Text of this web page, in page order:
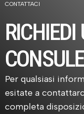
CONTATTACI​
Per qualsiasi
esitate a
completa